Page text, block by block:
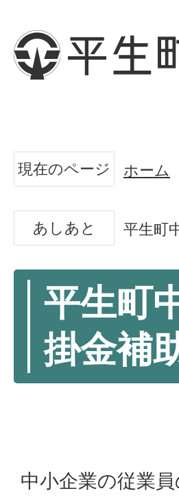
現在のページ ホーム
あしあと 平生町
平生町
掛金補
中小企業の従業